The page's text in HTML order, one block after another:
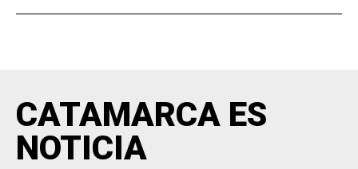
CATAMARCA ES
NOTICIA